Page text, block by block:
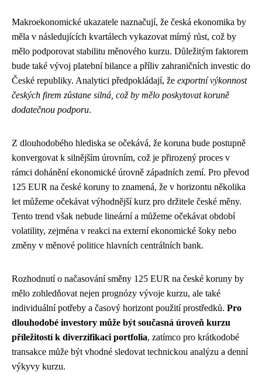
Makroekonomické ukazatele naznačují, že česká ekonomika by
měla v následujících kvartálech vykazovat mírný růst, což by
mělo podporovat stabilitu měnového kurzu. Důležitým faktorem
bude také vývoj platební bilance a příliv zahraničních investic do
České republiky. Analytici předpokládají, že exportní výkonnost
českých firem zůstane silná, což by mělo poskytovat koruně
dodatečnou podporu.
Z dlouhodobého hlediska se očekává, že koruna bude postupně
konvergovat k silnějším úrovním, což je přirozený proces v
rámci dohánění ekonomické úrovně západních zemí. Pro převod
125 EUR na české koruny to znamená, že v horizontu několika
let můžeme očekávat výhodnější kurz pro držitele české měny.
Tento trend však nebude lineární a můžeme očekávat období
volatility, zejména v reakci na externí ekonomické šoky nebo
změny v měnové politice hlavních centrálních bank.
Rozhodnutí o načasování směny 125 EUR na české koruny by
mělo zohledňovat nejen prognózy vývoje kurzu, ale také
individuální potřeby a časový horizont použití prostředků. Pro
dlouhodobé investory může být současná úroveň kurzu
příležitostí k diverzifikaci portfolia, zatímco pro krátkodobé
transakce může být vhodné sledovat technickou analýzu a denní
výkyvy kurzu.